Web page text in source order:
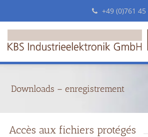
+49 (0)761
Downloads – enregistrement
Accès aux fichiers protégés